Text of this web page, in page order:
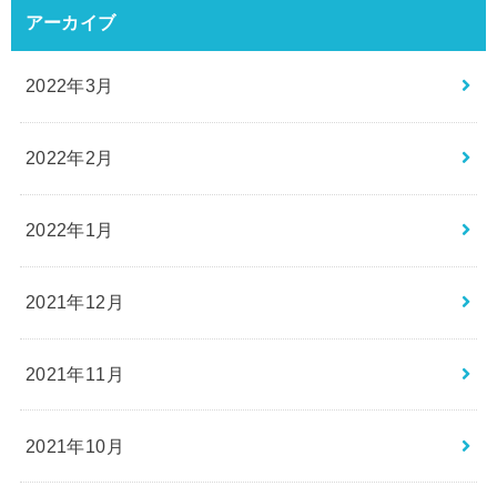
アーカイブ
2022年3月
2022年2月
2022年1月
2021年12月
2021年11月
2021年10月